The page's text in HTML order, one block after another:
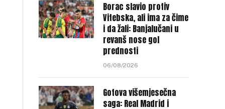
Borac slavio protiv
Vitebska, ali ima za čime
i da žali: Banjalučani u
revanš nose gol
prednosti
06/08/2026
Gotova višemjesečna
saga: Real Madrid i